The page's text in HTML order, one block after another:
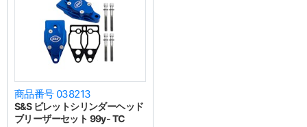
商品番号 038213
S&S ビレットシリンダーヘッド
ブリーザーセット 99y- TC